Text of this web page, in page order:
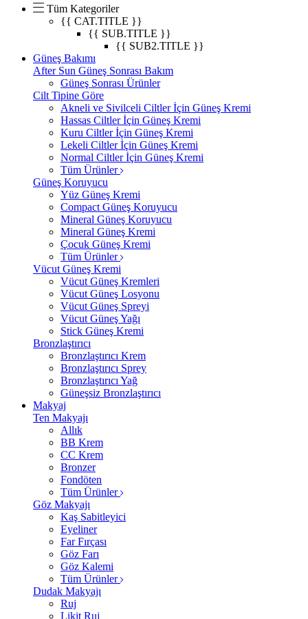
Tüm Kategoriler
{{ CAT.TITLE }}
{{ SUB.TITLE }}
{{ SUB2.TITLE }}
Güneş Bakımı
After Sun Güneş Sonrası Bakım
Güneş Sonrası Ürünler
Cilt Tipine Göre
Akneli ve Sivilceli Ciltler İçin Güneş Kremi
Hassas Ciltler İçin Güneş Kremi
Kuru Ciltler İçin Güneş Kremi
Lekeli Ciltler İçin Güneş Kremi
Normal Ciltler İçin Güneş Kremi
Tüm Ürünler
Güneş Koruyucu
Yüz Güneş Kremi
Compact Güneş Koruyucu
Mineral Güneş Koruyucu
Mineral Güneş Kremi
Çocuk Güneş Kremi
Tüm Ürünler
Vücut Güneş Kremi
Vücut Güneş Kremleri
Vücut Güneş Losyonu
Vücut Güneş Spreyi
Vücut Güneş Yağı
Stick Güneş Kremi
Bronzlaştırıcı
Bronzlaştırıcı Krem
Bronzlaştırıcı Sprey
Bronzlaştırıcı Yağ
Güneşsiz Bronzlaştırıcı
Makyaj
Ten Makyajı
Allık
BB Krem
CC Krem
Bronzer
Fondöten
Tüm Ürünler
Göz Makyajı
Kaş Sabitleyici
Eyeliner
Far Fırçası
Göz Farı
Göz Kalemi
Tüm Ürünler
Dudak Makyajı
Ruj
Likit Ruj